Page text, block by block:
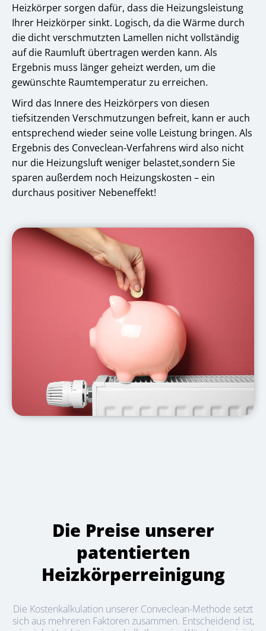
Heizkörper sorgen dafür, dass die Heizungsleistung
Ihrer Heizkörper sinkt. Logisch, da die Wärme durch
die dicht verschmutzten Lamellen nicht vollständig
auf die Raumluft übertragen werden kann. Als
Ergebnis muss länger geheizt werden, um die
gewünschte Raumtemperatur zu erreichen.
Wird das Innere des Heizkörpers von diesen
tiefsitzenden Verschmutzungen befreit, kann er auch
entsprechend wieder seine volle Leistung bringen. Als
Ergebnis des Conveclean-Verfahrens wird also nicht
nur die Heizungsluft weniger belastet,sondern Sie
sparen außerdem noch Heizungskosten – ein
durchaus positiver Nebeneffekt!
Die Preise unserer
patentierten
Heizkörperreinigung
Die Kostenkalkulation unserer Conveclean-Methode setzt
sich aus mehreren Faktoren zusammen. Entscheidend ist,